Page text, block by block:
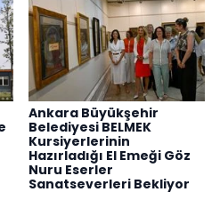
Ankara Büyükşehir
Belediyesi BELMEK
Kursiyerlerinin
Hazırladığı El Emeği Göz
Nuru Eserler
Sanatseverleri Bekliyor